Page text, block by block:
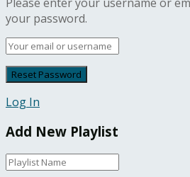
your password.
Log In
Add New Playlist